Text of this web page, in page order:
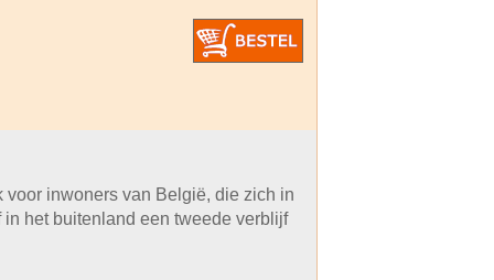
inwoners van België, die zich in
het buitenland een tweede verblijf